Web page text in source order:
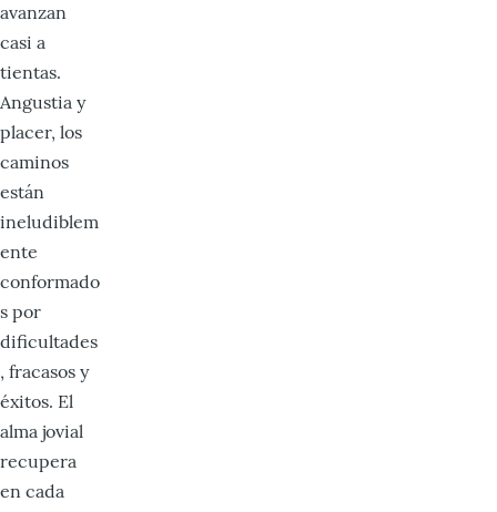
avanzan
casi a
tientas.
Angustia y
placer, los
caminos
están
ineludiblem
ente
conformado
s por
dificultades
, fracasos y
éxitos. El
alma jovial
recupera
en cada